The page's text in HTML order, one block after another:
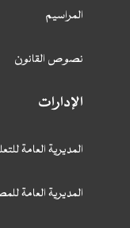
المراسيم
نصوص القانون
الإدارات
المديرية العامة
المديرية العامة